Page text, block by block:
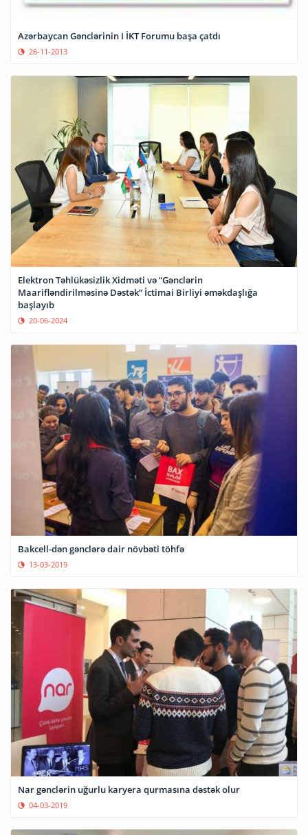
Azərbaycan Gənclərinin I İKT Forumu başa çatdı
26-11-2013
Elektron Təhlükəsizlik Xidməti və “Gənclərin
Maarifləndirilməsinə Dəstək” İctimai Birliyi əməkdaşlığa
başlayıb
20-06-2024
Bakcell-dən gənclərə dair növbəti töhfə
13-03-2019
Nar gənclərin uğurlu karyera qurmasına dəstək olur
04-03-2019